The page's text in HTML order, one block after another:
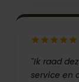
"Ik raad
service en